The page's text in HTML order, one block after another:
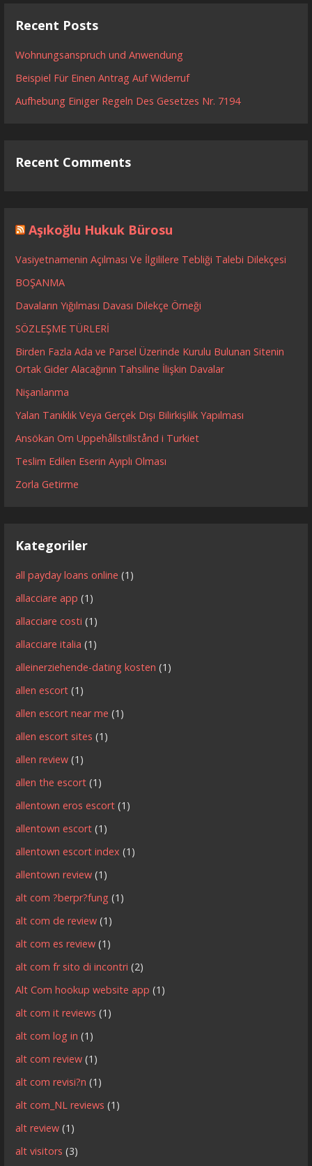
Recent Posts
Wohnungsanspruch und Anwendung
Beispiel Für Einen Antrag Auf Widerruf
Aufhebung Einiger Regeln Des Gesetzes Nr. 7194
Recent Comments
Aşıkoğlu Hukuk Bürosu
Vasiyetnamenin Açılması Ve İlgililere Tebliği Talebi Dilekçesi
BOŞANMA
Davaların Yığılması Davası Dilekçe Örneği
SÖZLEŞME TÜRLERİ
Birden Fazla Ada ve Parsel Üzerinde Kurulu Bulunan Sitenin
Ortak Gider Alacağının Tahsiline İlişkin Davalar
Nişanlanma
Yalan Tanıklık Veya Gerçek Dışı Bilirkişilik Yapılması
Ansökan Om Uppehållstillstånd i Turkiet
Teslim Edilen Eserin Ayıplı Olması
Zorla Getirme
Kategoriler
all payday loans online (1)
allacciare app (1)
allacciare costi (1)
allacciare italia (1)
alleinerziehende-dating kosten (1)
allen escort (1)
allen escort near me (1)
allen escort sites (1)
allen review (1)
allen the escort (1)
allentown eros escort (1)
allentown escort (1)
allentown escort index (1)
allentown review (1)
alt com ?berpr?fung (1)
alt com de review (1)
alt com es review (1)
alt com fr sito di incontri (2)
Alt Com hookup website app (1)
alt com it reviews (1)
alt com log in (1)
alt com review (1)
alt com revisi?n (1)
alt com_NL reviews (1)
alt review (1)
alt visitors (3)